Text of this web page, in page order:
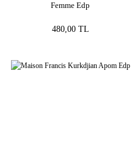
Femme Edp
480,00 TL